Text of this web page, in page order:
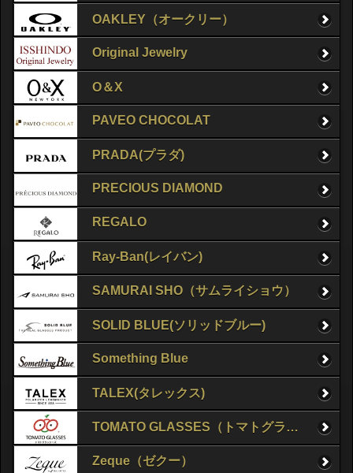
OAKLEY（オークリー）
Original Jewelry
O＆X
PAVEO CHOCOLAT
PRADA(プラダ)
PRECIOUS DIAMOND
REGALO
Ray-Ban(レイバン)
SAMURAI SHO（サムライショウ）
SOLID BLUE(ソリッドブルー)
Something Blue
TALEX(タレックス)
TOMATO GLASSES（トマトグラッシーズ）
Zeque（ゼクー）